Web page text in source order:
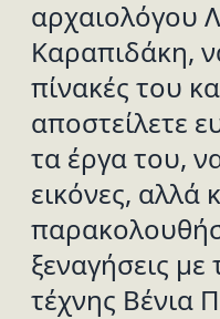
αρχαιολόγου
Καραπιδάκη,
πίνακές του
αποστείλετε
τα έργα του,
εικόνες, αλλά
ξεναγήσεις με
τέχνης Βένια